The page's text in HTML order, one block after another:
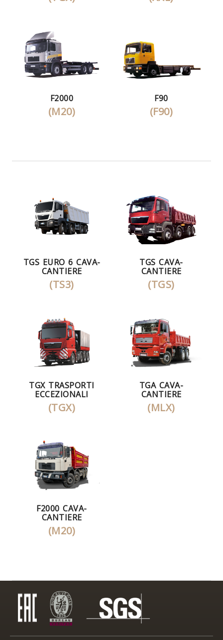
F2000
(M20)
F90
(F90)
TGS EURO 6 CAVA-
CANTIERE
(TS3)
TGS CAVA-
CANTIERE
(TGS)
TGX TRASPORTI
ECCEZIONALI
(TGX)
TGA CAVA-
CANTIERE
(MLX)
F2000 CAVA-
CANTIERE
(M20)